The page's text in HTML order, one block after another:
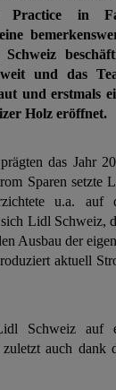
Practice in
und das
und erstmals
Holz eröffnet.
das Jahr
Sparen setzte
u.a. auf
Lidl Schweiz,
Ausbau der
aktuell
Schweiz auf
auch dank